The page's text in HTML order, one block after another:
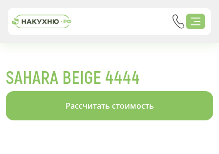
SAHARA BEIGE 4444
Рассчитать стоимость